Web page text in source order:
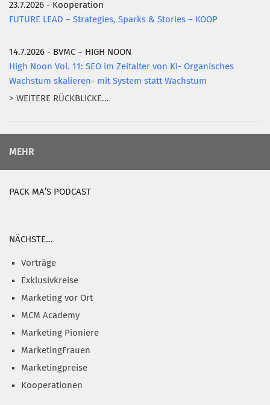
23.7.2026 - Kooperation
FUTURE LEAD – Strategies, Sparks & Stories – KOOP
14.7.2026 - BVMC – HIGH NOON
High Noon Vol. 11: SEO im Zeitalter von KI- Organisches
Wachstum skalieren- mit System statt Wachstum
> WEITERE RÜCKBLICKE...
MEHR
PACK MA’S PODCAST
NÄCHSTE…
Vorträge
Exklusivkreise
Marketing vor Ort
MCM Academy
Marketing Pioniere
MarketingFrauen
Marketingpreise
Kooperationen